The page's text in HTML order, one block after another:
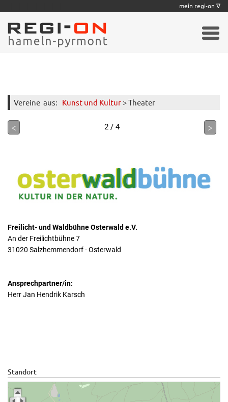
Vereine aus: Kunst und Kultur > Theater
< 2 / 4 >
Freilicht- und Waldbühne Osterwald e.V.
An der Freilichtbühne 7
31020 Salzhemmendorf - Osterwald
Ansprechpartner/in:
Herr Jan Hendrik Karsch
Standort
mein regi-on ∇